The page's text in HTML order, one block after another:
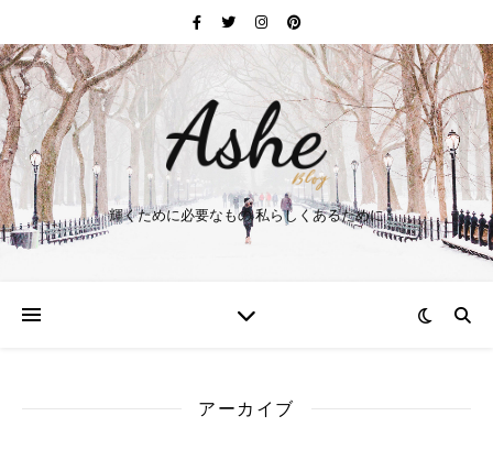
輝くために必要なもの 私らしくあるために
アーカイブ